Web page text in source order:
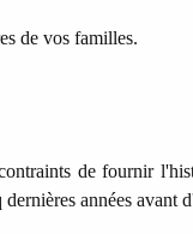
de vos familles.
de fournir
années avant